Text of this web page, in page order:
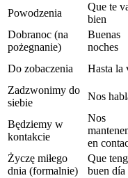
Powodzenia
Que te
bien
Dobranoc (na
pożegnanie)
Buenas
noches
Do zobaczenia Hasta la
Zadzwonimy do
siebie
Nos
Będziemy w
kontakcie
Nos
en
Życzę miłego
dnia (formalnie)
Que
buen día